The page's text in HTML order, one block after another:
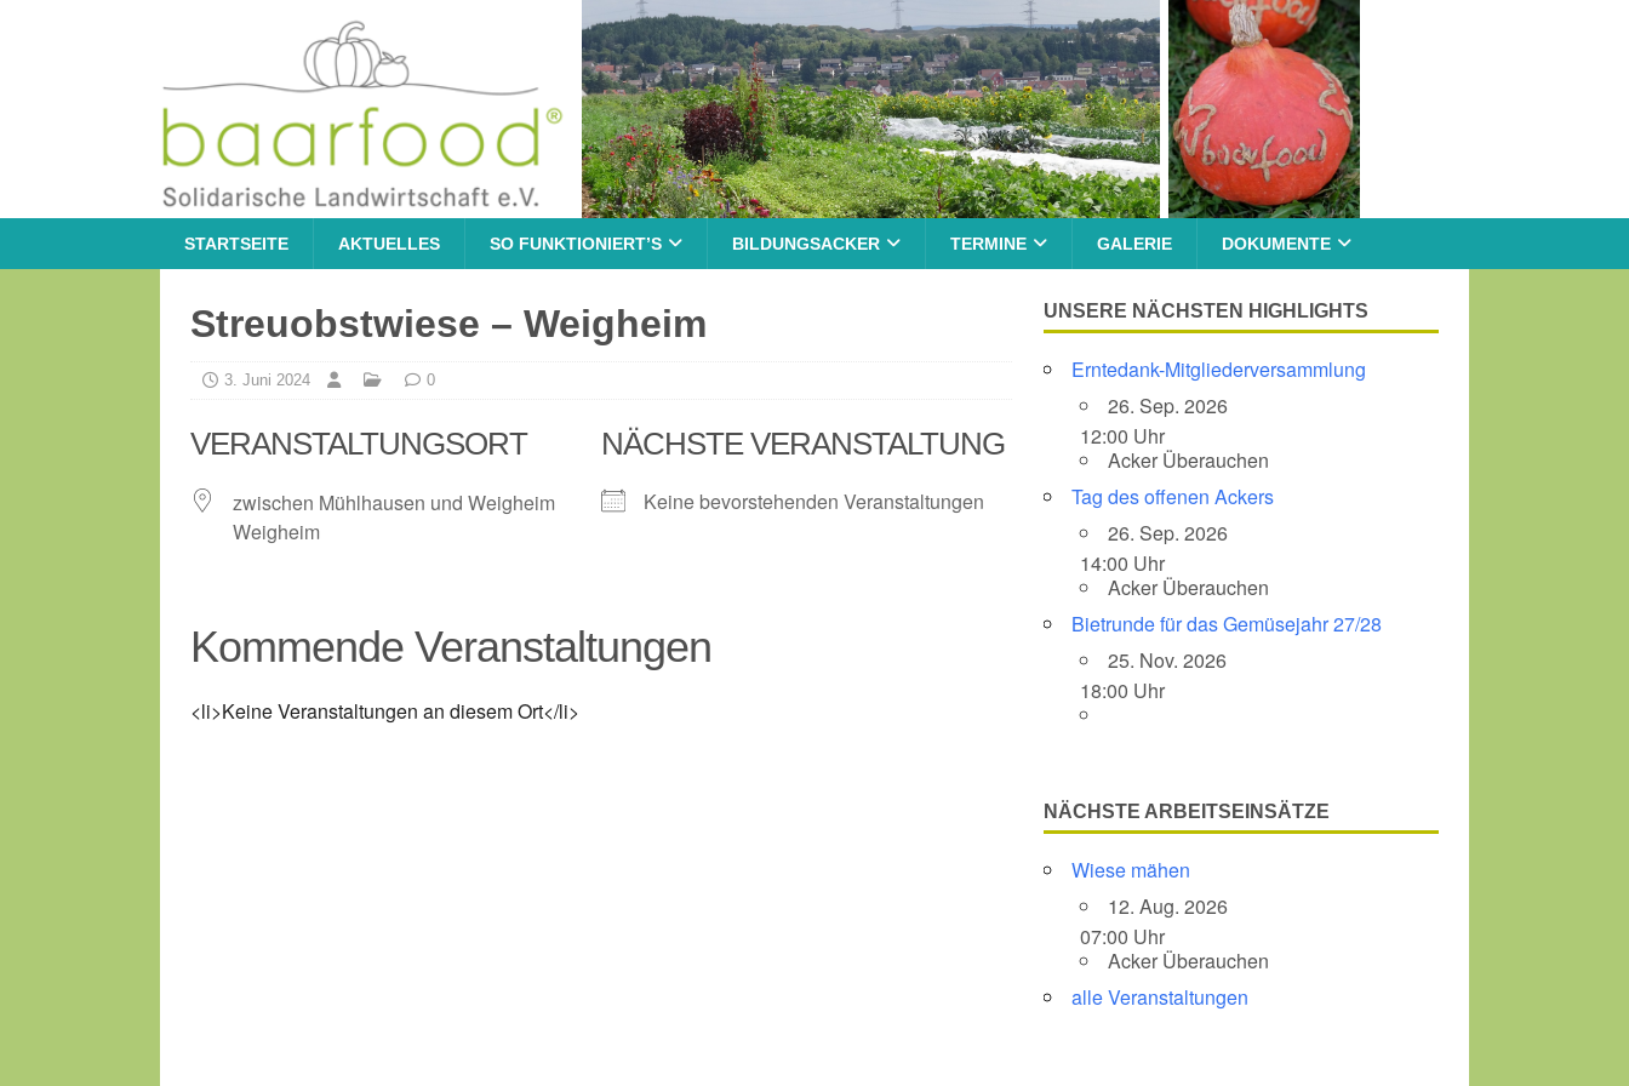
STARTSEITE AKTUELLES SO FUNKTIONIERT’S BILDUNGSACKER TERMINE GALERIE DOKUMENTE
Streuobstwiese – Weigheim
3. Juni 2024 0
VERANSTALTUNGSORT
zwischen Mühlhausen und Weigheim
Weigheim
NÄCHSTE VERANSTALTUNG
Keine bevorstehenden Veranstaltungen
Kommende Veranstaltungen
<li>Keine Veranstaltungen an diesem Ort</li>
UNSERE NÄCHSTEN HIGHLIGHTS
Erntedank-Mitgliederversammlung
26. Sep. 2026
12:00 Uhr
Acker Überauchen
Tag des offenen Ackers
26. Sep. 2026
14:00 Uhr
Acker Überauchen
Bietrunde für das Gemüsejahr 27/28
25. Nov. 2026
18:00 Uhr
NÄCHSTE ARBEITSEINSÄTZE
Wiese mähen
12. Aug. 2026
07:00 Uhr
Acker Überauchen
alle Veranstaltungen